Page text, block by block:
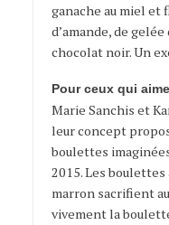
ganache au miel et
d’amande, de
chocolat noir. Un
Pour ceux qui
Marie Sanchis et
leur concept
boulettes
2015. Les
marron sacrifient
vivement la